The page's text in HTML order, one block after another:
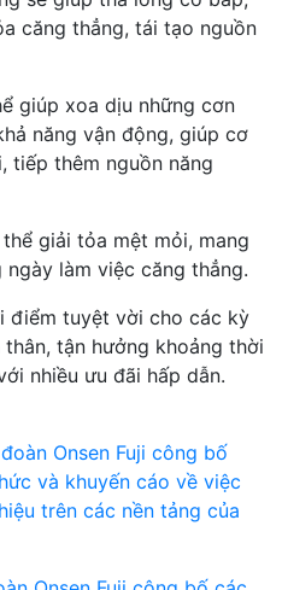
căng thẳng, tái tạo nguồn
giúp xoa dịu những cơn
năng vận động, giúp cơ
tiếp thêm nguồn năng
giải tỏa mệt mỏi, mang
ngày làm việc căng thẳng.
điểm tuyệt vời cho các kỳ
tận hưởng khoảng thời
nhiều ưu đãi hấp dẫn.